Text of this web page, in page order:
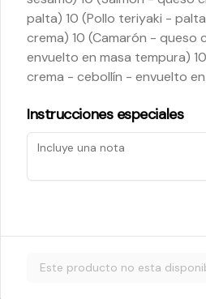
Cheese
Queso
$5.200
$5.800
palta) 10 (Pollo teriyaki -
crema) 10 (Camarón - queso
envuelto en masa tempura)
crema - cebollín - envuelto
Instrucciones especiales
Este producto no esta